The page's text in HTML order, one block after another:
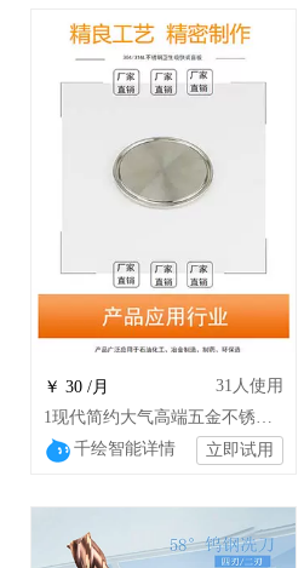
￥ 30 /月 31 人使用
1现代简约大气高端五金不锈钢材质电器工具
千绘智能详情
立即试用